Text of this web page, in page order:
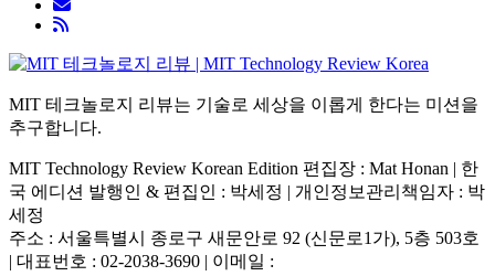
MIT 테크놀로지 리뷰는 기술로 세상을 이롭게 한다는 미션을
추구합니다.
MIT Technology Review Korean Edition 편집장 : Mat Honan | 한
국 에디션 발행인 & 편집인 : 박세정 | 개인정보관리책임자 : 박
세정
주소 : 서울특별시 종로구 새문안로 92 (신문로1가), 5층 503호
| 대표번호 : 02-2038-3690 | 이메일 :